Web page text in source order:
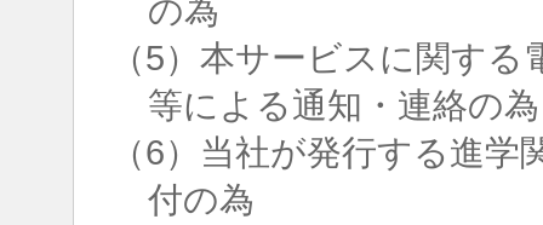
の為
（5）本サービスに関す
等による通知・連絡の為
（6）当社が発行する進
付の為